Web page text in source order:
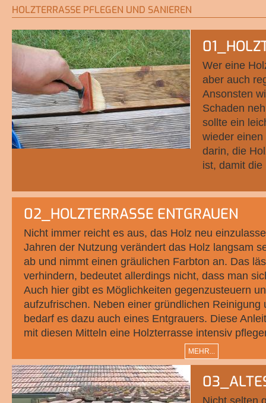
HOLZTERRASSE PFLEGEN UND SANIEREN
Wer eine
aber auch
Ansonsten
Schaden
sollte ein
wieder
darin, die
ist, damit
02_HOLZTERRASSE ENTGRAUEN
Nicht immer reicht es aus, das Holz neu
Jahren der Nutzung verändert das Holz langsam
ab und nimmt einen gräulichen Farbton an. Das
verhindern, bedeutet allerdings nicht, dass man
Auch hier gibt es Möglichkeiten gegenzusteuern
aufzufrischen. Neben einer gründlichen Reinigung
bedarf es dazu auch eines Entgrauers. Diese
mit diesen Mitteln eine Holzterrasse intensiv
MEHR...
Nicht selten